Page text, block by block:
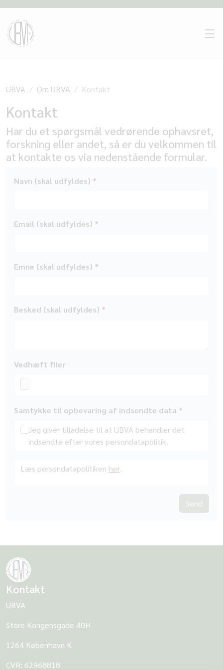
UBVA Om UBVA Kontakt
Kontakt
Har du et spørgsmål vedrørende ophavsret,
forskning eller andet, så er du velkommen til
at kontakte os via nedenstående formular.
Navn (skal udfyldes) *
Email (skal udfyldes) *
Emne (skal udfyldes) *
Besked (skal udfyldes) *
Vedhæft filer
Samtykke til opbevaring af indsendte data *
Jeg giver tilladelse til at UBVA behandler det
indsendte efter vores persondatapolitik.
Læs persondatapolitiken her.
Kontakt
UBVA
Store Kongensgade 40H
1264 København K
CVR: 62968818